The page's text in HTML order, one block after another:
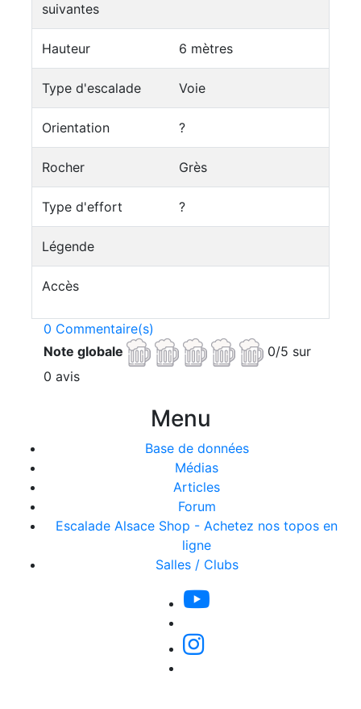
suivantes
Hauteur 6 mètres
Type d'escalade Voie
Orientation ?
Rocher Grès
Type d'effort ?
Légende
Accès
0 Commentaire(s)
Note globale
0/5 sur
0 avis
Menu
Base de données
Médias
Articles
Forum
Escalade Alsace Shop - Achetez nos topos en
ligne
Salles / Clubs